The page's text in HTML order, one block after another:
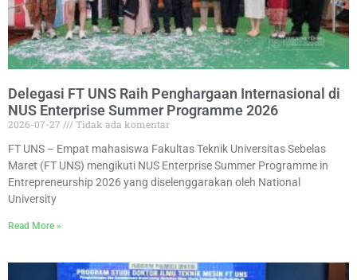
Delegasi FT UNS Raih Penghargaan Internasional di
NUS Enterprise Summer Programme 2026
2026-07-27
Tidak ada komentar
FT UNS – Empat mahasiswa Fakultas Teknik Universitas Sebelas
Maret (FT UNS) mengikuti NUS Enterprise Summer Programme in
Entrepreneurship 2026 yang diselenggarakan oleh National
University
Read More »